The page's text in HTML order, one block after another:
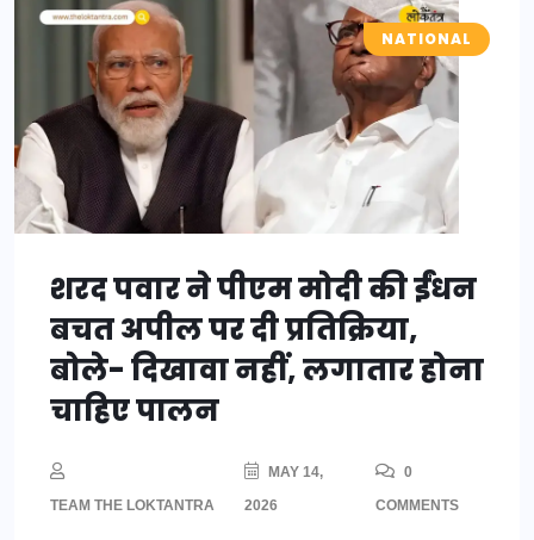
NATIONAL
शरद पवार ने पीएम मोदी की ईंधन
बचत अपील पर दी प्रतिक्रिया,
बोले- दिखावा नहीं, लगातार होना
चाहिए पालन
TEAM THE LOKTANTRA
MAY 14,
2026
0
COMMENTS